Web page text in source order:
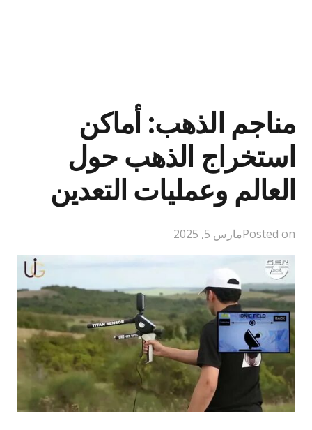
مناجم الذهب: أماكن
استخراج الذهب حول
العالم وعمليات التعدين
Posted onمارس 5, 2025